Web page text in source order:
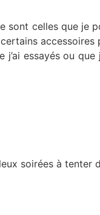
sont celles que je
essayés ou
soirées à